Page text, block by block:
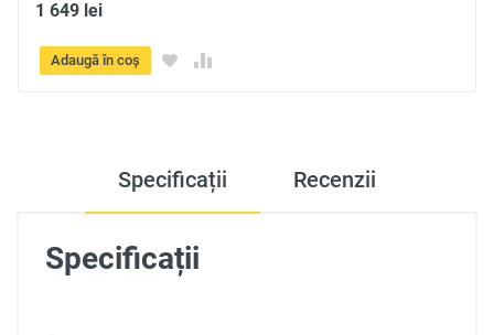
1 649 lei
Adaugă în coș
Specificații Recenzii
Specificații